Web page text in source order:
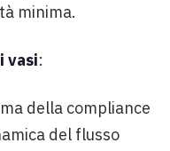
minima.
vasi:
della compliance
del flusso